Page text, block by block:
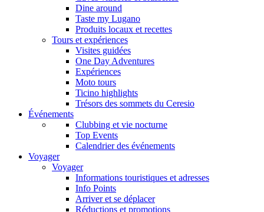
Dine around
Taste my Lugano
Produits locaux et recettes
Tours et expériences
Visites guidées
One Day Adventures
Expériences
Moto tours
Ticino highlights
Trésors des sommets du Ceresio
Événements
Clubbing et vie nocturne
Top Events
Calendrier des événements
Voyager
Voyager
Informations touristiques et adresses
Info Points
Arriver et se déplacer
Réductions et promotions